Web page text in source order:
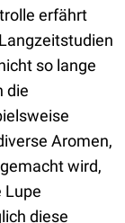
erfährt
so lange
die
Aromen,
wird,
Lupe
diese